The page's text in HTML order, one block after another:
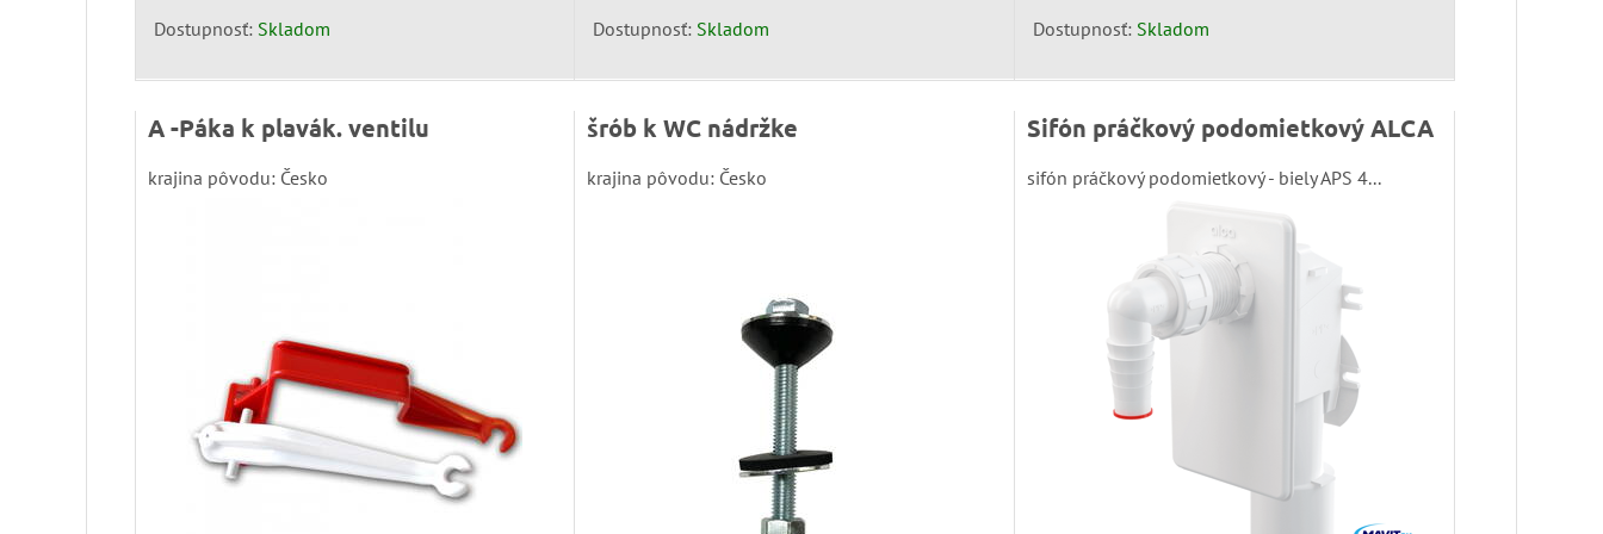
Dostupnosť: Skladom Dostupnosť: Skladom Dostupnosť: Skladom
A -Páka k plavák. ventilu
krajina pôvodu: Česko
šrób k WC nádržke
krajina pôvodu: Česko
Sifón práčkový podomietkový ALCA
sifón práčkový podomietkový - biely APS 4...